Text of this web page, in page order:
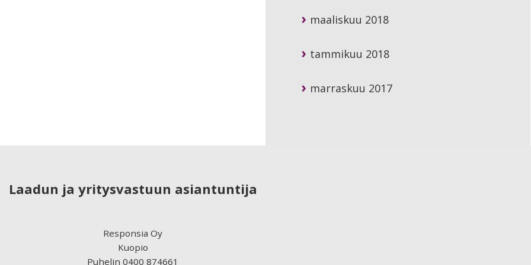
maaliskuu 2018
tammikuu 2018
marraskuu 2017
Laadun ja yritysvastuun asiantuntija
Responsia Oy
Kuopio
Puhelin 0400 874661